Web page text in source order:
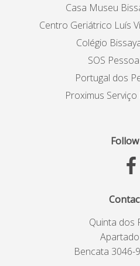
Casa Museu
Centro Geriátrico Luís
Colégio
SOS
Portugal dos
Proximus
Quinta dos
Bencata 3046-